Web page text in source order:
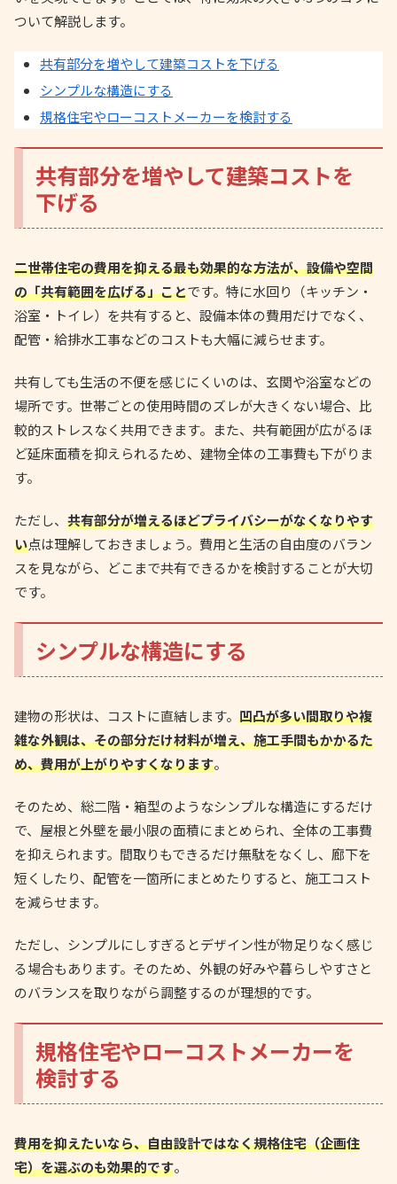
ついて解説します。
共有部分を増やして建築コストを下げる
シンプルな構造にする
規格住宅やローコストメーカーを検討する
共有部分を増やして建築コストを
下げる
二世帯住宅の費用を抑える最も効果的な方法が、設備や空間
の「共有範囲を広げる」ことです。特に水回り（キッチン・
浴室・トイレ）を共有すると、設備本体の費用だけでなく、
配管・給排水工事などのコストも大幅に減らせます。
共有しても生活の不便を感じにくいのは、玄関や浴室などの
場所です。世帯ごとの使用時間のズレが大きくない場合、比
較的ストレスなく共用できます。また、共有範囲が広がるほ
ど延床面積を抑えられるため、建物全体の工事費も下がりま
す。
ただし、 共有部分が増えるほどプライバシーがなくなりやす
い点は理解しておきましょう。費用と生活の自由度のバラン
スを見ながら、どこまで共有できるかを検討することが大切
です。
シンプルな構造にする
建物の形状は、コストに直結します。 凹凸が多い間取りや複
雑な外観は、その部分だけ材料が増え、施工手間もかかるた
め、費用が上がりやすくなります。
そのため、総二階・箱型のようなシンプルな構造にするだけ
で、屋根と外壁を最小限の面積にまとめられ、全体の工事費
を抑えられます。間取りもできるだけ無駄をなくし、廊下を
短くしたり、配管を一箇所にまとめたりすると、施工コスト
を減らせます。
ただし、シンプルにしすぎるとデザイン性が物足りなく感じ
る場合もあります。そのため、外観の好みや暮らしやすさと
のバランスを取りながら調整するのが理想的です。
規格住宅やローコストメーカーを
検討する
費用を抑えたいなら、自由設計ではなく規格住宅（企画住
宅）を選ぶのも効果的です。